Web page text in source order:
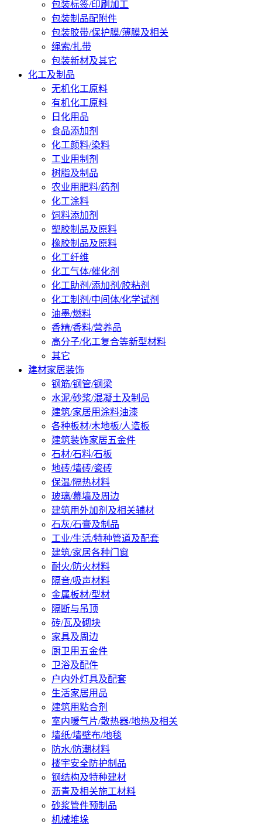
包装标签/印刷加工
包装制品配附件
包装胶带/保护膜/薄膜及相关
绳索/扎带
包装新材及其它
化工及制品
无机化工原料
有机化工原料
日化用品
食品添加剂
化工颜料/染料
工业用制剂
树脂及制品
农业用肥料/药剂
化工涂料
饲料添加剂
塑胶制品及原料
橡胶制品及原料
化工纤维
化工气体/催化剂
化工助剂/添加剂/胶粘剂
化工制剂/中间体/化学试剂
油墨/燃料
香精/香料/营养品
高分子/化工复合等新型材料
其它
建材家居装饰
钢筋/钢管/钢梁
水泥/砂浆/混凝土及制品
建筑/家居用涂料油漆
各种板材/木地板/人造板
建筑装饰家居五金件
石材/石料/石板
地砖/墙砖/瓷砖
保温/隔热材料
玻璃/幕墙及周边
建筑用外加剂及相关辅材
石灰/石膏及制品
工业/生活/特种管道及配套
建筑/家居各种门窗
耐火/防火材料
隔音/吸声材料
金属板材/型材
隔断与吊顶
砖/瓦及砌块
家具及周边
厨卫用五金件
卫浴及配件
户内外灯具及配套
生活家居用品
建筑用粘合剂
室内暖气片/散热器/地热及相关
墙纸/墙壁布/地毯
防水/防潮材料
楼宇安全防护制品
钢结构及特种建材
沥青及相关施工材料
砂浆管件预制品
机械堆垛